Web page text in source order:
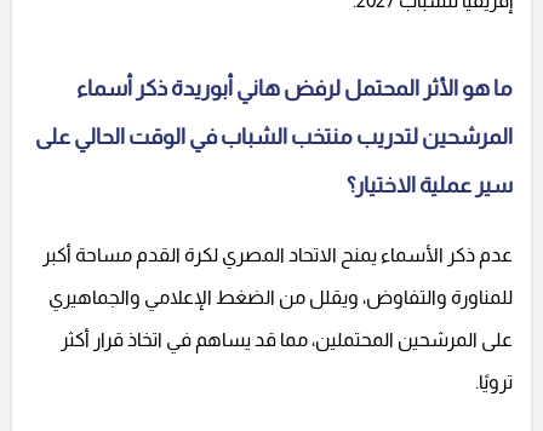
ما هو الأثر المحتمل لرفض هاني أبوريدة ذكر أسماء
المرشحين لتدريب منتخب الشباب في الوقت الحالي على
سير عملية الاختيار؟
عدم ذكر الأسماء يمنح الاتحاد المصري لكرة القدم مساحة أكبر
للمناورة والتفاوض، ويقلل من الضغط الإعلامي والجماهيري
على المرشحين المحتملين، مما قد يساهم في اتخاذ قرار أكثر
ترويًا.